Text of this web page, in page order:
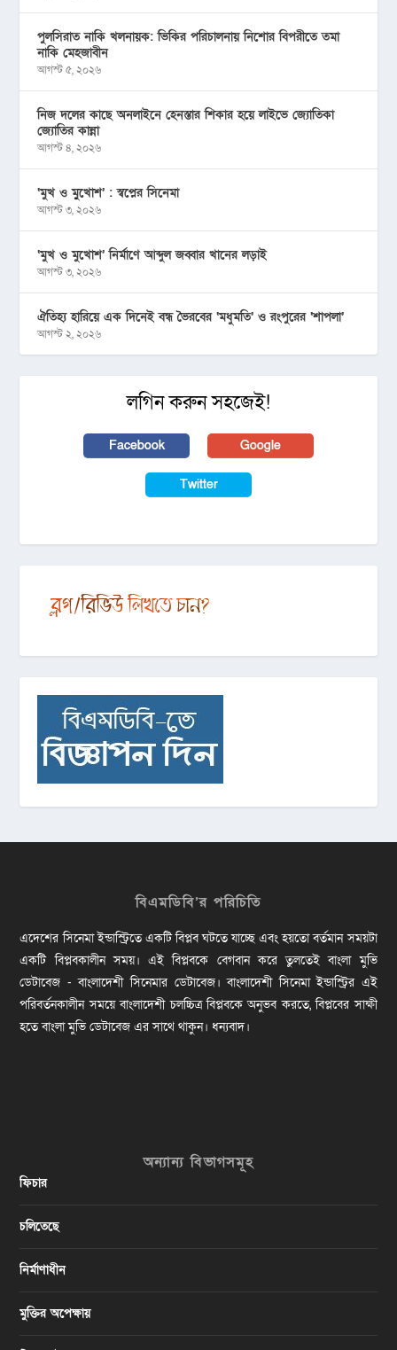
পুলসিরাত নাকি খলনায়ক: ভিকির পরিচালনায় নিশোর বিপরীতে তমা
নাকি মেহজাবীন
আগস্ট ৫, ২০২৬
নিজ দলের কাছে অনলাইনে হেনস্তার শিকার হয়ে লাইভে জ্যোতিকা
জ্যোতির কান্না
আগস্ট ৪, ২০২৬
‘মুখ ও মু্খোশ’ : স্বপ্নের সিনেমা
আগস্ট ৩, ২০২৬
‘মুখ ও মুখোশ’ নির্মাণে আব্দুল জব্বার খানের লড়াই
আগস্ট ৩, ২০২৬
ঐতিহ্য হারিয়ে এক দিনেই বন্ধ ভৈরবের ‘মধুমতি’ ও রংপুরের ‘শাপলা’
আগস্ট ২, ২০২৬
লগিন করুন সহজেই!
Facebook Google
Twitter
বিএমডিবি’র পরিচিতি
এদেশের সিনেমা ইন্ডাস্ট্রিতে একটি বিপ্লব ঘটতে যাচ্ছে এবং হয়তো বর্তমান সময়টা
একটি বিপ্লবকালীন সময়। এই বিপ্লবকে বেগবান করে তুলতেই বাংলা মুভি
ডেটাবেজ - বাংলাদেশী সিনেমার ডেটাবেজ। বাংলাদেশী সিনেমা ইন্ডাস্ট্রির এই
পরিবর্তনকালীন সময়ে বাংলাদেশী চলচ্চিত্র বিপ্লবকে অনুভব করতে, বিপ্লবের সাক্ষী
হতে বাংলা মুভি ডেটাবেজ এর সাথে থাকুন। ধন্যবাদ।
অন্যান্য বিভাগসমূহ
ফিচার
চলিতেছে
নির্মাণাধীন
মুক্তির অপেক্ষায়